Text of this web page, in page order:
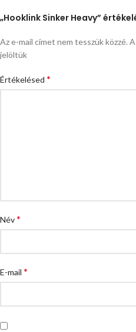
„Hooklink Sinker Heavy”
Az e-mail címet nem tesszük közzé.
jelöltük
Értékelésed *
Név*
E-mail *